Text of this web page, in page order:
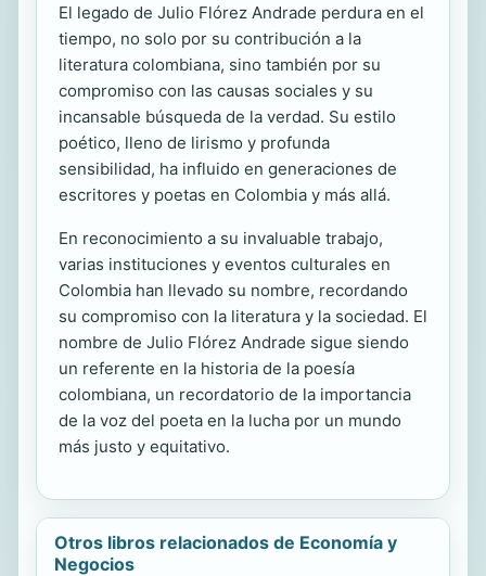
El legado de Julio Flórez Andrade perdura en el
tiempo, no solo por su contribución a la
literatura colombiana, sino también por su
compromiso con las causas sociales y su
incansable búsqueda de la verdad. Su estilo
poético, lleno de lirismo y profunda
sensibilidad, ha influido en generaciones de
escritores y poetas en Colombia y más allá.
En reconocimiento a su invaluable trabajo,
varias instituciones y eventos culturales en
Colombia han llevado su nombre, recordando
su compromiso con la literatura y la sociedad. El
nombre de Julio Flórez Andrade sigue siendo
un referente en la historia de la poesía
colombiana, un recordatorio de la importancia
de la voz del poeta en la lucha por un mundo
más justo y equitativo.
Otros libros relacionados de Economía y
Negocios